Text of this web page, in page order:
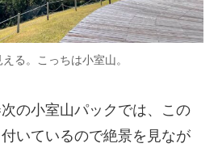
る。こっちは小室山。
の小室山パックでは、この
いているので絶景を見なが